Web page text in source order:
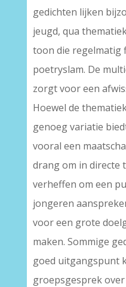
gedichten lijken
jeugd, qua
toon die regelmatig
poetryslam. De
zorgt voor een
Hoewel de
genoeg variatie
vooral een
drang om in directe
verheffen om een
jongeren
voor een grote
maken. Sommige
goed uitgangspunt
groepsgesprek